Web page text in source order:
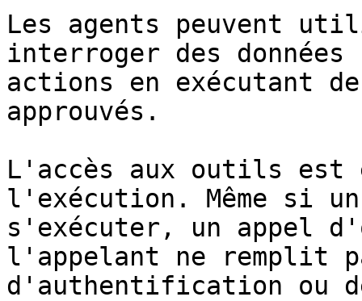
Les agents peuvent
interroger des données
actions en exécutant
approuvés.
L'accès aux outils est
l'exécution. Même si
s'exécuter, un appel
l'appelant ne remplit
d'authentification ou